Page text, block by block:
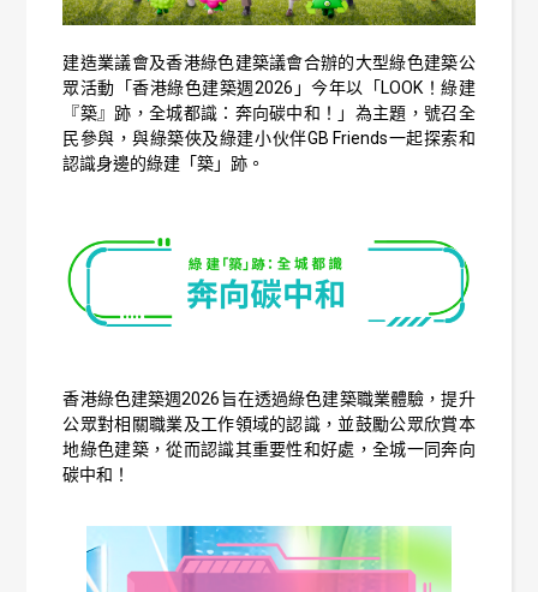
建造業議會及香港綠色建築議會合辦的大型綠色建築公
眾活動「香港綠色建築週2026」今年以「LOOK！綠建
『築』跡，全城都識：奔向碳中和！」為主題，號召全
民參與，與綠築俠及綠建小伙伴GB Friends一起探索和
認識身邊的綠建「築」跡。
香港綠色建築週2026旨在透過綠色建築職業體驗，提升
公眾對相關職業及工作領域的認識，並鼓勵公眾欣賞本
地綠色建築，從而認識其重要性和好處，全城一同奔向
碳中和！